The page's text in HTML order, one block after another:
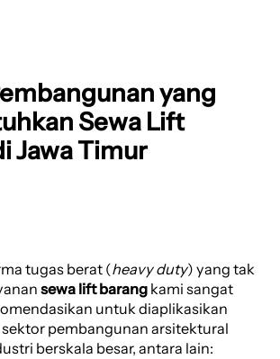
yang
Sewa Lift
Jawa Timur
tugas berat (heavy duty) yang tak
sewa lift barang kami sangat
untuk diaplikasikan
pembangunan arsitektural
berskala besar, antara lain: